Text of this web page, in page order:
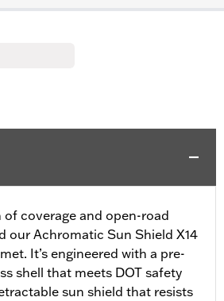
coverage and open-road
our Achromatic Sun Shield X14
It’s engineered with a pre-
shell that meets DOT safety
sun shield that resists